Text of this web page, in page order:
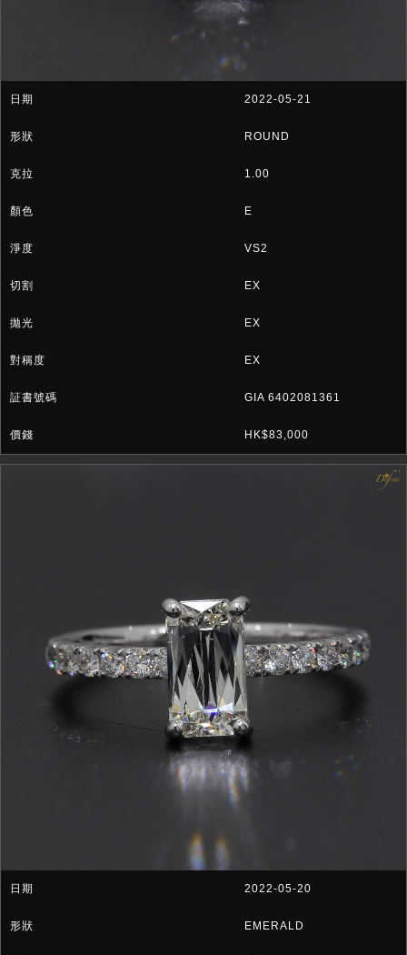
2022-05-21
ROUND
1.00
E
VS2
EX
EX
EX
GIA 6402081361
HK$83,000
2022-05-20
EMERALD